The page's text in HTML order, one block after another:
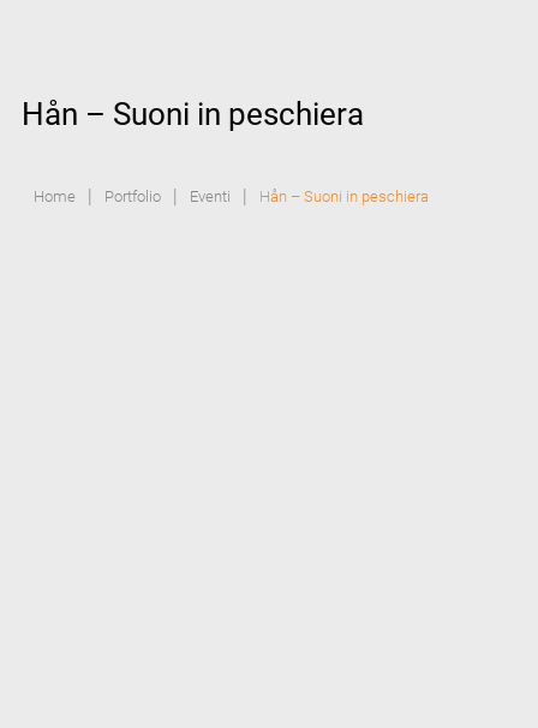
Hån – Suoni in peschiera
Home | Portfolio | Eventi | Hån – Suoni in peschiera